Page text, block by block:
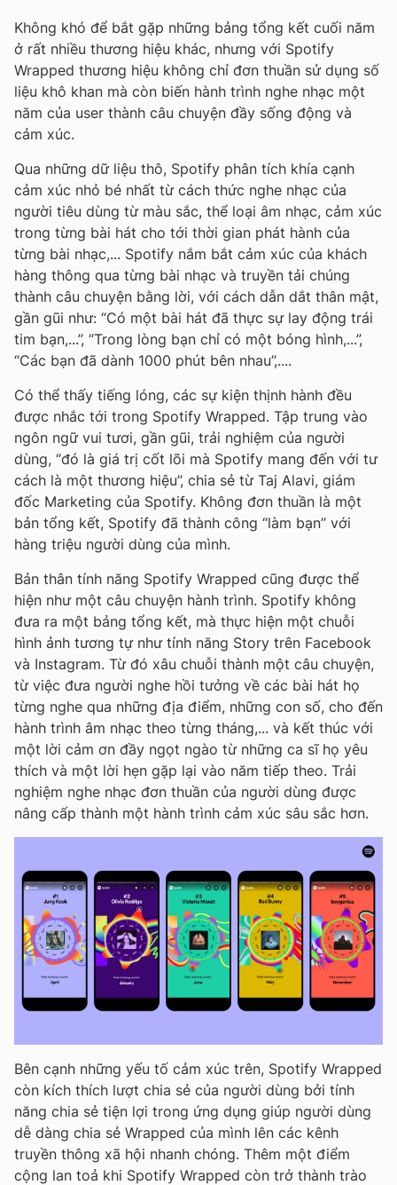
Không khó để bắt gặp những bảng tổng kết cuối năm
ở rất nhiều thương hiệu khác, nhưng với Spotify
Wrapped thương hiệu không chỉ đơn thuần sử dụng số
liệu khô khan mà còn biến hành trình nghe nhạc một
năm của user thành câu chuyện đầy sống động và
cảm xúc.
Qua những dữ liệu thô, Spotify phân tích khía cạnh
cảm xúc nhỏ bé nhất từ cách thức nghe nhạc của
người tiêu dùng từ màu sắc, thể loại âm nhạc, cảm xúc
trong từng bài hát cho tới thời gian phát hành của
từng bài nhạc,... Spotify nắm bắt cảm xúc của khách
hàng thông qua từng bài nhạc và truyền tải chúng
thành câu chuyện bằng lời, với cách dẫn dắt thân mật,
gần gũi như: “Có một bài hát đã thực sự lay động trái
tim bạn,...”, “Trong lòng bạn chỉ có một bóng hình,...”,
“Các bạn đã dành 1000 phút bên nhau”,....
Có thể thấy tiếng lóng, các sự kiện thịnh hành đều
được nhắc tới trong Spotify Wrapped. Tập trung vào
ngôn ngữ vui tươi, gần gũi, trải nghiệm của người
dùng, “đó là giá trị cốt lõi mà Spotify mang đến với tư
cách là một thương hiệu”, chia sẻ từ Taj Alavi, giám
đốc Marketing của Spotify. Không đơn thuần là một
bản tổng kết, Spotify đã thành công “làm bạn” với
hàng triệu người dùng của mình.
Bản thân tính năng Spotify Wrapped cũng được thể
hiện như một câu chuyện hành trình. Spotify không
đưa ra một bảng tổng kết, mà thực hiện một chuỗi
hình ảnh tương tự như tính năng Story trên Facebook
và Instagram. Từ đó xâu chuỗi thành một câu chuyện,
từ việc đưa người nghe hồi tưởng về các bài hát họ
từng nghe qua những địa điểm, những con số, cho đến
hành trình âm nhạc theo từng tháng,... và kết thúc với
một lời cảm ơn đầy ngọt ngào từ những ca sĩ họ yêu
thích và một lời hẹn gặp lại vào năm tiếp theo. Trải
nghiệm nghe nhạc đơn thuần của người dùng được
nâng cấp thành một hành trình cảm xúc sâu sắc hơn.
Bên cạnh những yếu tố cảm xúc trên, Spotify Wrapped
còn kích thích lượt chia sẻ của người dùng bởi tính
năng chia sẻ tiện lợi trong ứng dụng giúp người dùng
dễ dàng chia sẻ Wrapped của mình lên các kênh
truyền thông xã hội nhanh chóng. Thêm một điểm
cộng lan toả khi Spotify Wrapped còn trở thành trào